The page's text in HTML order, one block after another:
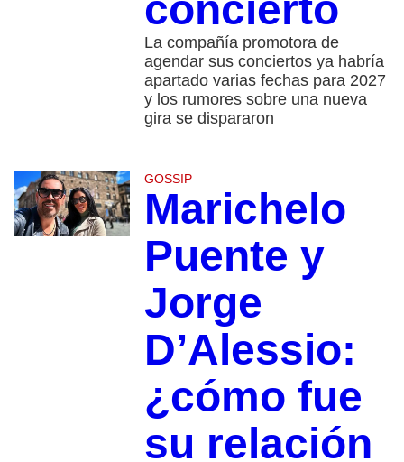
concierto
La compañía promotora de
agendar sus conciertos ya habría
apartado varias fechas para 2027
y los rumores sobre una nueva
gira se dispararon
GOSSIP
Marichelo
Puente y
Jorge
D’Alessio:
¿cómo fue
su relación